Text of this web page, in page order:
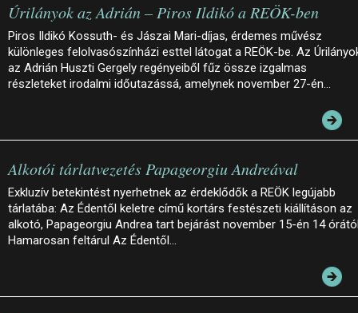
Úrilányok az Adrián – Piros Ildikó a REÖK-ben
Piros Ildikó Kossuth- és Jászai Mari-díjas, érdemes művész
különleges felolvasószínházi esttel látogat a REÖK-be. Az
az Adrián Huszti Gergely regényeiből fűz össze izgalmas
részleteket irodalmi időutazássá, amelynek november 27-én…
Alkotói tárlatvezetés Papageorgiu Andreával
Exkluzív betekintést nyerhetnek az érdeklődők a REÖK legújabb
tárlatába: Az Édentől keletre című kortárs festészeti kiállításon az
alkotó, Papageorgiu Andrea tart bejárást november 15-én 14
Hamarosan feltárul Az Édentől…